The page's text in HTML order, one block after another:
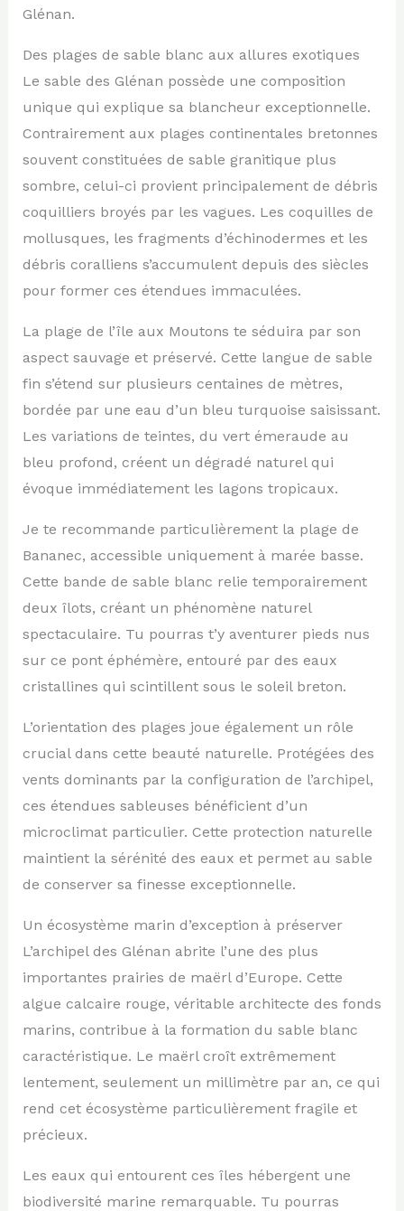
Glénan.
Des plages de sable blanc aux allures exotiques
Le sable des Glénan possède une composition
unique qui explique sa blancheur exceptionnelle.
Contrairement aux plages continentales bretonnes
souvent constituées de sable granitique plus
sombre, celui-ci provient principalement de débris
coquilliers broyés par les vagues. Les coquilles de
mollusques, les fragments d’échinodermes et les
débris coralliens s’accumulent depuis des siècles
pour former ces étendues immaculées.
La plage de l’île aux Moutons te séduira par son
aspect sauvage et préservé. Cette langue de sable
fin s’étend sur plusieurs centaines de mètres,
bordée par une eau d’un bleu turquoise saisissant.
Les variations de teintes, du vert émeraude au
bleu profond, créent un dégradé naturel qui
évoque immédiatement les lagons tropicaux.
Je te recommande particulièrement la plage de
Bananec, accessible uniquement à marée basse.
Cette bande de sable blanc relie temporairement
deux îlots, créant un phénomène naturel
spectaculaire. Tu pourras t’y aventurer pieds nus
sur ce pont éphémère, entouré par des eaux
cristallines qui scintillent sous le soleil breton.
L’orientation des plages joue également un rôle
crucial dans cette beauté naturelle. Protégées des
vents dominants par la configuration de l’archipel,
ces étendues sableuses bénéficient d’un
microclimat particulier. Cette protection naturelle
maintient la sérénité des eaux et permet au sable
de conserver sa finesse exceptionnelle.
Un écosystème marin d’exception à préserver
L’archipel des Glénan abrite l’une des plus
importantes prairies de maërl d’Europe. Cette
algue calcaire rouge, véritable architecte des fonds
marins, contribue à la formation du sable blanc
caractéristique. Le maërl croît extrêmement
lentement, seulement un millimètre par an, ce qui
rend cet écosystème particulièrement fragile et
précieux.
Les eaux qui entourent ces îles hébergent une
biodiversité marine remarquable. Tu pourras